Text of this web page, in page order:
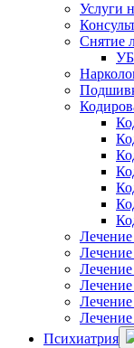
Услуги
Снятие
Психиатрия